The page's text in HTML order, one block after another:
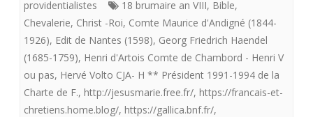
DE
providentialistes
18 brumaire an VIII, Bible,
Chevalerie, Christ -Roi, Comte Maurice d'Andigné (1844-
1926), Edit de Nantes (1598), Georg Friedrich Haendel
(1685-1759), Henri d'Artois Comte de Chambord - Henri V
ou pas, Hervé Volto CJA- H ** Président 1991-1994 de la
Charte de F., http://jesusmarie.free.fr/, https://francais-et-
chretiens.home.blog/, https://gallica.bnf.fr/,